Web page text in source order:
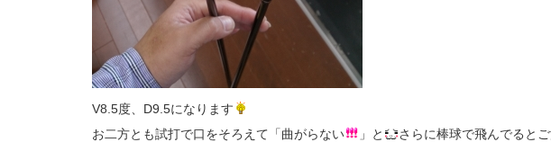
V8.5度、D9.5になります
お二方とも試打で口をそろえて「曲がらない
」と
さらに棒球で飛んでると